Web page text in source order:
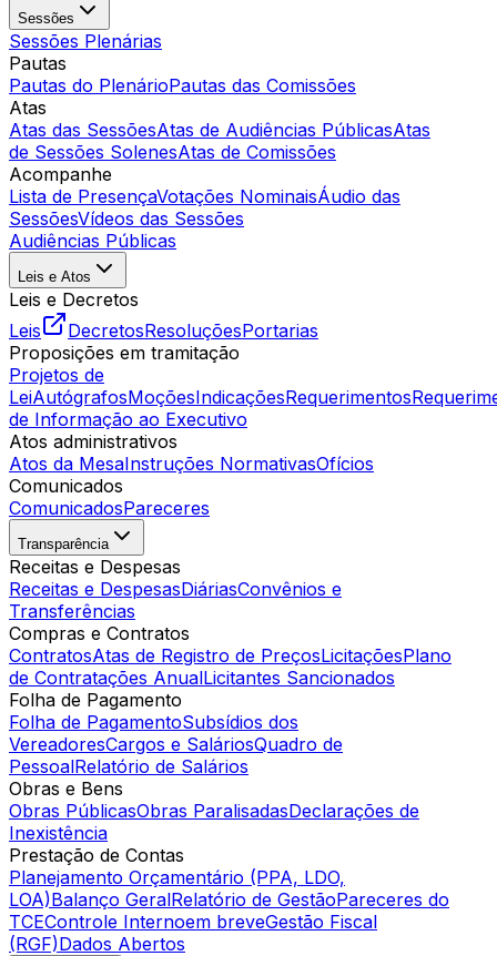
Sessões
Sessões Plenárias
Pautas
Pautas do PlenárioPautas das Comissões
Atas
Atas das SessõesAtas de Audiências PúblicasAtas
de Sessões SolenesAtas de Comissões
Acompanhe
Lista de PresençaVotações NominaisÁudio das
SessõesVídeos das Sessões
Audiências Públicas
Leis e Atos
Leis e Decretos
Leis
DecretosResoluçõesPortarias
Proposições em tramitação
Projetos de
LeiAutógrafosMoçõesIndicaçõesRequerimentos
de Informação ao Executivo
Atos administrativos
Atos da MesaInstruções NormativasOfícios
Comunicados
ComunicadosPareceres
Transparência
Receitas e Despesas
Receitas e DespesasDiáriasConvênios e
Transferências
Compras e Contratos
ContratosAtas de Registro de PreçosLicitaçõesPlano
de Contratações AnualLicitantes Sancionados
Folha de Pagamento
Folha de PagamentoSubsídios dos
VereadoresCargos e SaláriosQuadro de
PessoalRelatório de Salários
Obras e Bens
Obras PúblicasObras ParalisadasDeclarações de
Inexistência
Prestação de Contas
Planejamento Orçamentário (PPA, LDO,
LOA)Balanço GeralRelatório de GestãoPareceres do
TCEControle Internoem breveGestão Fiscal
(RGF)Dados Abertos